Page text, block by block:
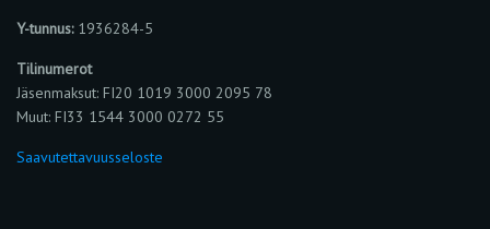
Y-tunnus:1936284-5
Tilinumerot
Jäsenmaksut: FI20 1019 3000 2095 78
Muut: FI33 1544 3000 0272 55
Saavutettavuusseloste